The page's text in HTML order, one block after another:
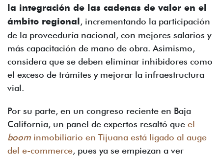
la integración de las cadenas de valor en el
ámbito regional , incrementando la participación
de la proveeduría nacional, con mejores salarios y
más capacitación de mano de obra. Asimismo,
considera que se deben eliminar inhibidores como
el exceso de trámites y mejorar la infraestructura
vial.
Por su parte, en un congreso reciente en Baja
California, un panel de expertos resaltó que el
boom inmobiliario en Tijuana está ligado al auge
del e-commerce, pues ya se empiezan a ver